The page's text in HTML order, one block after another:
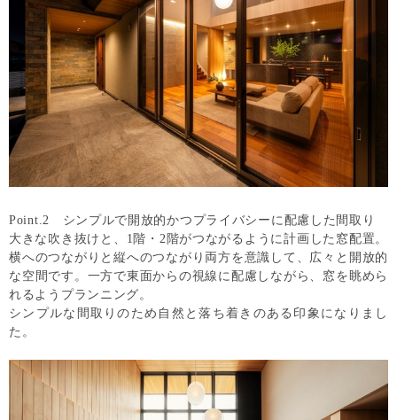
Point.2 シンプルで開放的かつプライバシーに配慮した間取り
大きな吹き抜けと、1階・2階がつながるように計画した窓配置。
横へのつながりと縦へのつながり両方を意識して、広々と開放的
な空間です。一方で東面からの視線に配慮しながら、窓を眺めら
れるようプランニング。
シンプルな間取りのため自然と落ち着きのある印象になりまし
た。